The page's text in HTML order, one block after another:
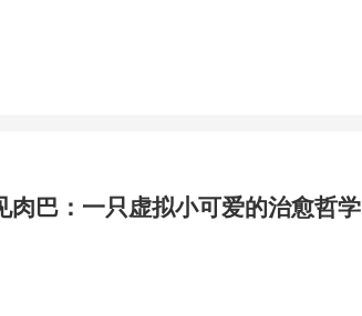
肉巴：一只虚拟小可爱的治愈哲学